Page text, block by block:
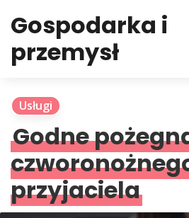
Gospodarka i
przemysł
Usługi
Godne
przyjaciela